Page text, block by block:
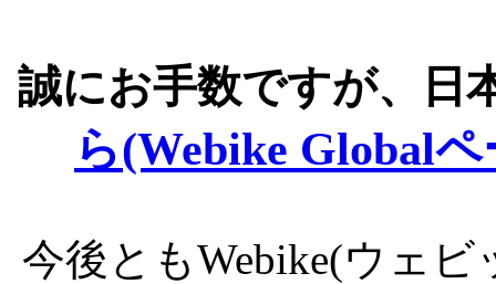
誠にお手数ですが、日
ら(Webike Global
今後ともWebike(ウェ